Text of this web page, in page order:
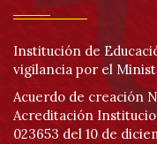
Institución de
vigilancia por el
Acuerdo de creación
Acreditación
023653 del 10 de